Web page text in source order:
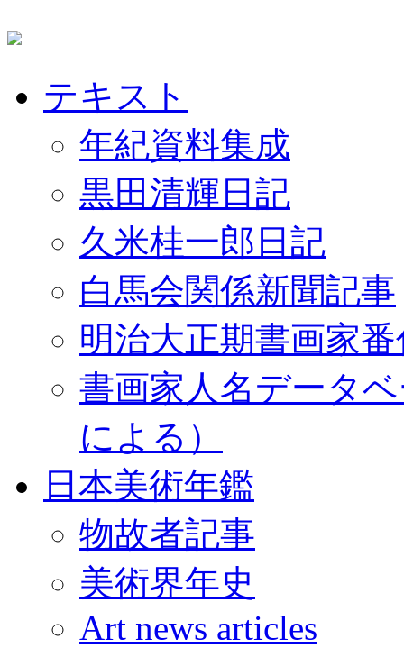
テキスト
年紀資料集成
黒田清輝日記
久米桂一郎日記
白馬会関係新聞記事
明治大正期書画家
書画家人名データ
による）
日本美術年鑑
物故者記事
美術界年史
Art news articles